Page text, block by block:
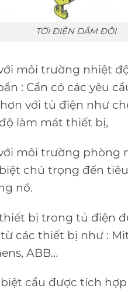
TỜI ĐIỆN DẦM ĐÔI
môi trường nhiệt
: Cần có các yêu
với tủ điện như
làm mát thiết bị,
môi trường phòng
chú trọng đến
nổ.
bị trong tủ điện
các thiết bị như :
ABB…
cẩu được tích